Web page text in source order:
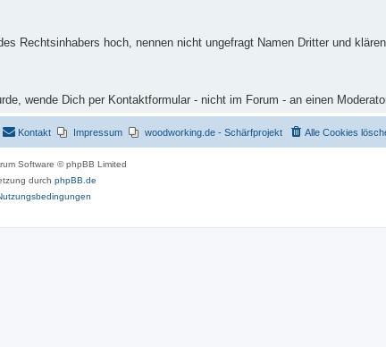
Rechtsinhabers hoch, nennen nicht ungefragt Namen Dritter und
wende Dich per Kontaktformular - nicht im Forum - an einen
Alle Cookies
woodworking.de - Schärfprojekt
Impressum
Kontakt
Software © phpBB Limited
durch phpBB.de